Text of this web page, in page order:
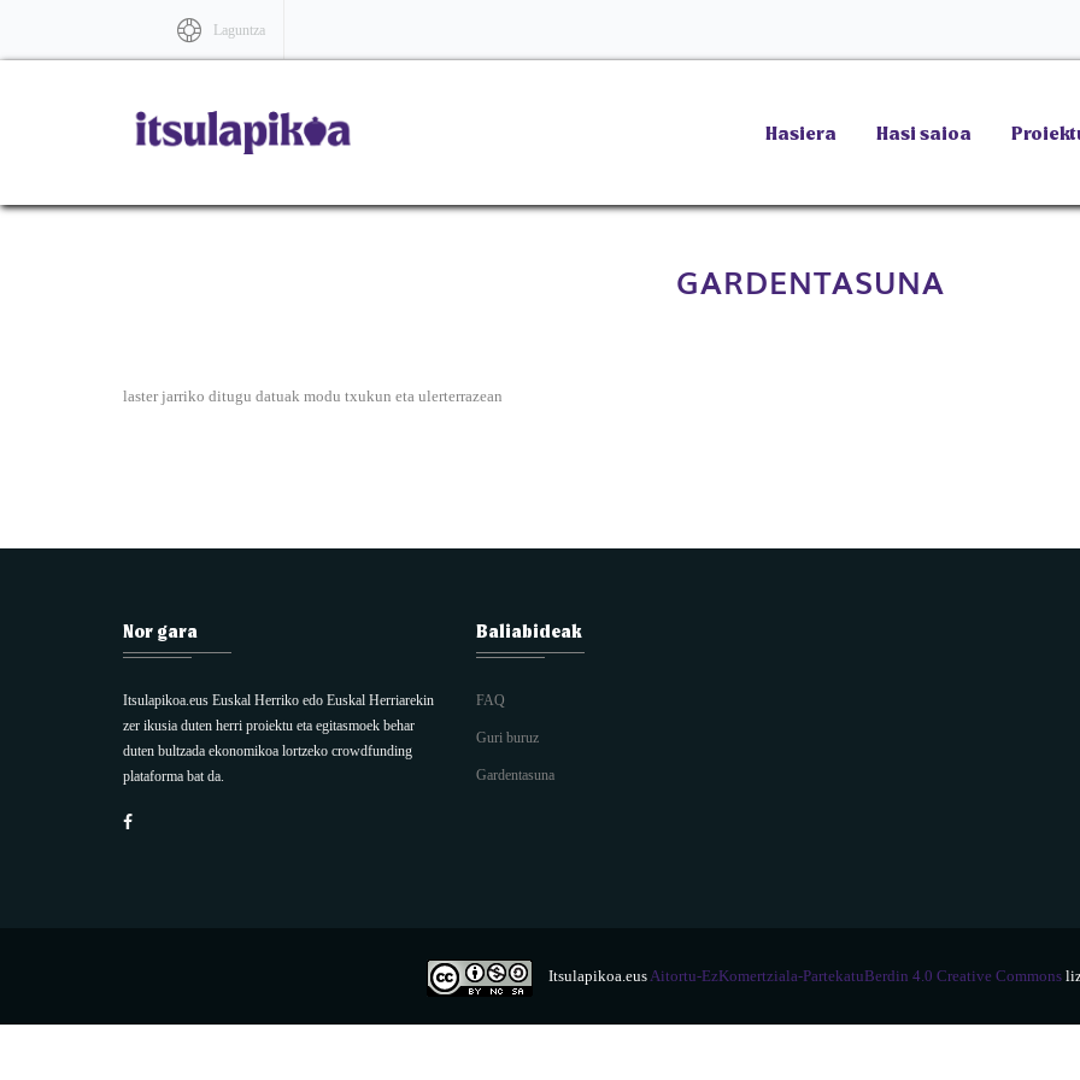
Laguntza
Hasiera Hasi saioa
GARDENTASUNA
laster jarriko ditugu datuak modu txukun eta ulerterrazean
Nor gara
Itsulapikoa.eus Euskal Herriko edo Euskal Herriarekin
zer ikusia duten herri proiektu eta egitasmoek behar
duten bultzada ekonomikoa lortzeko crowdfunding
plataforma bat da.
Baliabideak
FAQ
Guri buruz
Gardentasuna
Itsulapikoa.eusAitortu-EzKomertziala-PartekatuBerdin 4.0 Creative Commons